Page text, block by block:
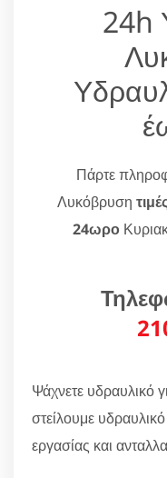
24h
Πάρτε
Λυκόβρυση
24ωρο
Ψάχνετε υδραυλικό
στείλουμε
εργασίας και